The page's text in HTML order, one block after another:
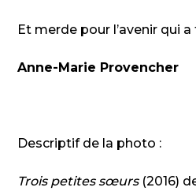
Et merde pour l’avenir qui
Anne-Marie Provencher
Descriptif de la photo :
Trois petites sœurs(2016)